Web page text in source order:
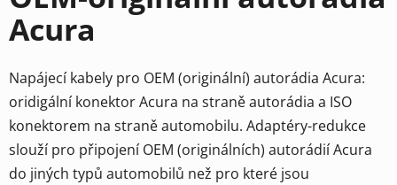
Acura
Napájecí kabely pro OEM (originální) autorádia Acura:
oridigální konektor Acura na straně autorádia a ISO
konektorem na straně automobilu. Adaptéry-redukce
slouží pro připojení OEM (originálních) autorádií Acura
do jiných typů automobilů než pro které jsou